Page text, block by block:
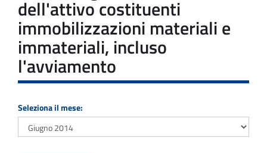
dell'attivo costituenti
immobilizzazioni materiali e
immateriali, incluso
l'avviamento
Seleziona il mese: